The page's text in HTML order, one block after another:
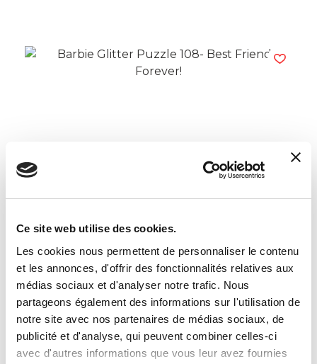
Ce site web utilise des cookies.
Les cookies nous permettent de personnaliser le contenu
et les annonces, d'offrir des fonctionnalités relatives aux
médias sociaux et d'analyser notre trafic. Nous
partageons également des informations sur l'utilisation de
notre site avec nos partenaires de médias sociaux, de
publicité et d'analyse, qui peuvent combiner celles-ci
avec d'autres informations que vous leur avez fournies
Barbie Glitter Puzzle 108- Best Friend